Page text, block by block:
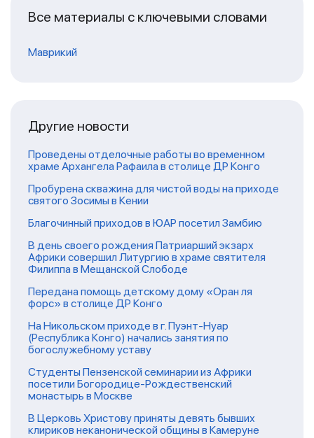
Все материалы с ключевыми словами
Маврикий
Другие новости
Проведены отделочные работы во временном
храме Архангела Рафаила в столице ДР Конго
Пробурена скважина для чистой воды на приходе
святого Зосимы в Кении
Благочинный приходов в ЮАР посетил Замбию
В день своего рождения Патриарший экзарх
Африки совершил Литургию в храме святителя
Филиппа в Мещанской Слободе
Передана помощь детскому дому «Оран ля
форс» в столице ДР Конго
На Никольском приходе в г. Пуэнт-Нуар
(Республика Конго) начались занятия по
богослужебному уставу
Студенты Пензенской семинарии из Африки
посетили Богородице-Рождественский
монастырь в Москве
В Церковь Христову приняты девять бывших
клириков неканонической общины в Камеруне